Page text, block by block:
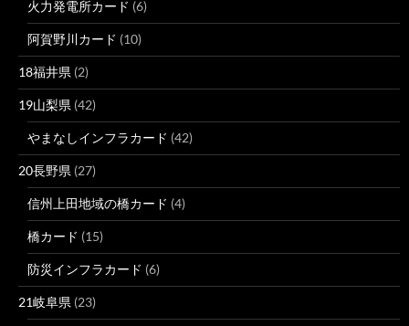
火力発電所カード (6)
阿賀野川カード (10)
18福井県 (2)
19山梨県 (42)
やまなしインフラカード (42)
20長野県 (27)
信州上田地域の橋カード (4)
橋カード (15)
防災インフラカード (6)
21岐阜県 (23)